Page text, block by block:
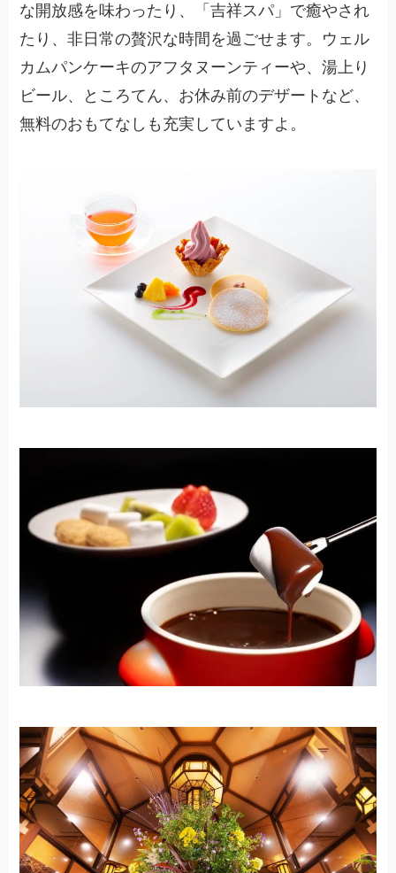
な開放感を味わったり、「吉祥スパ」で癒やされ
たり、非日常の贅沢な時間を過ごせます。ウェル
カムパンケーキのアフタヌーンティーや、湯上り
ビール、ところてん、お休み前のデザートなど、
無料のおもてなしも充実していますよ。